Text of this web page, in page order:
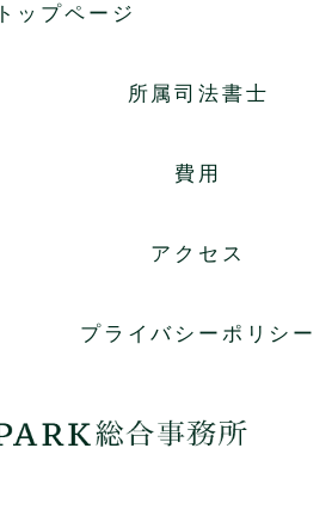
トップページ
所属司法書士
費用
アクセス
プライバシーポリシー